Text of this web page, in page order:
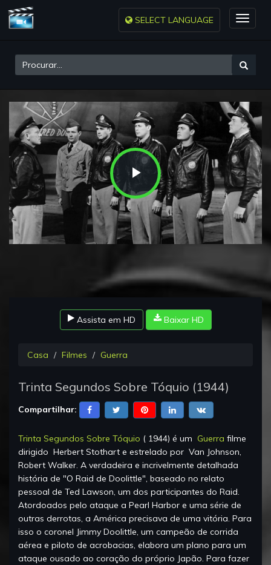
Toggle
SELECT LANGUAGE
Play
Video
Assista em HD Baixar HD
Casa Filmes Guerra
Trinta Segundos Sobre Tóquio (1944)
Compartilhar:
Trinta Segundos Sobre Tóquio ( 1944) é um Guerra filme
dirigido Herbert Stothart e estrelado por Van Johnson,
Robert Walker. A verdadeira e incrivelmente detalhada
história de "O Raid de Doolittle", baseado no relato
pessoal de Ted Lawson, um dos participantes do Raid.
Atordoados pelo ataque a Pearl Harbor e uma série de
outras derrotas, a América precisava de uma vitória. Para
isso o coronel Jimmy Doolittle, um campeão de corrida
aérea e piloto de acrobacias, elabora um plano para um
ataque ousado ao coração do próprio Japão. Para fazer